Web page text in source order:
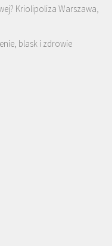
Kriolipoliza Warszawa,
blask i zdrowie